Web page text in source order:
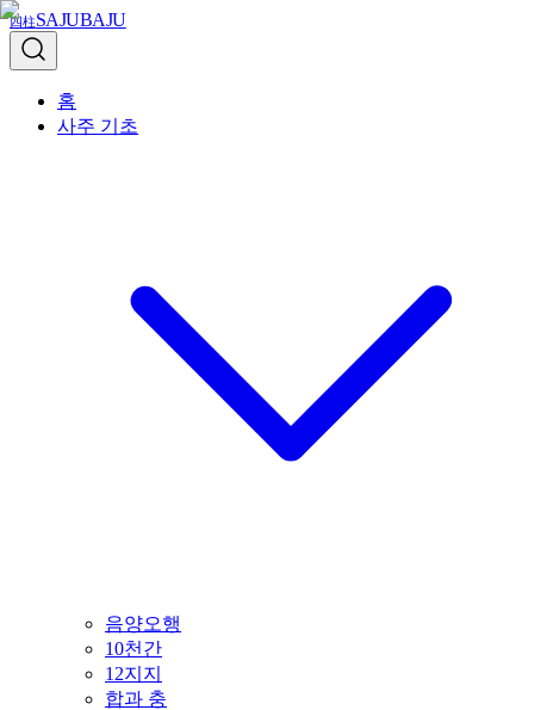
四柱SAJUBAJU
홈
사주 기초
음양오행
10천간
12지지
합과 충